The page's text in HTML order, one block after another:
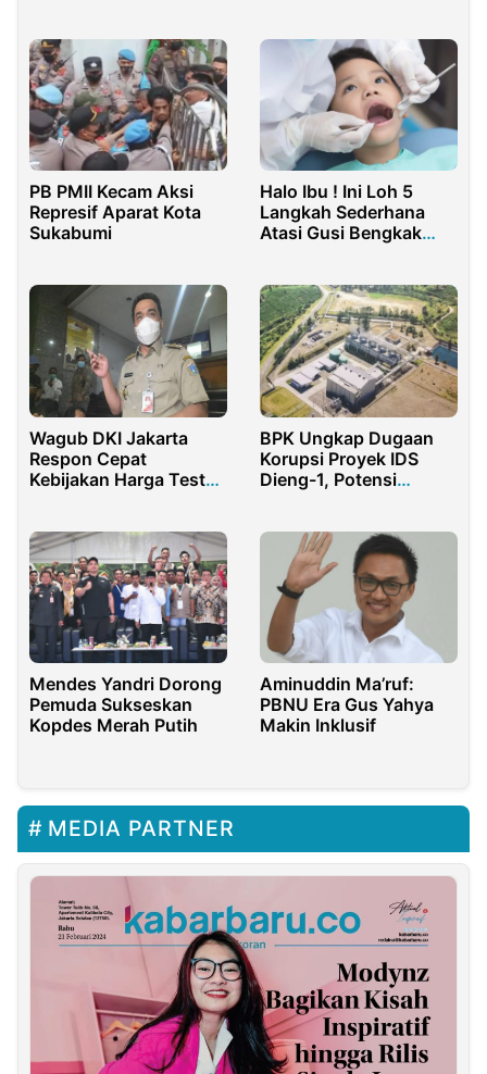
PB PMII Kecam Aksi
Represif Aparat Kota
Sukabumi
Halo Ibu ! Ini Loh 5
Langkah Sederhana
Atasi Gusi Bengkak
Wagub DKI Jakarta
Respon Cepat
Kebijakan Harga Test
BPK Ungkap Dugaan
Korupsi Proyek IDS
Dieng-1, Potensi
Mendes Yandri Dorong
Pemuda Sukseskan
Kopdes Merah Putih
Aminuddin Ma’ruf:
PBNU Era Gus Yahya
Makin Inklusif
MEDIA PARTNER